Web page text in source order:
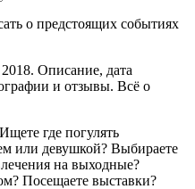
о предстоящих событиях
Описание, дата
и отзывы. Всё о
где погулять
или девушкой? Выбираете
на выходные?
Посещаете выставки?